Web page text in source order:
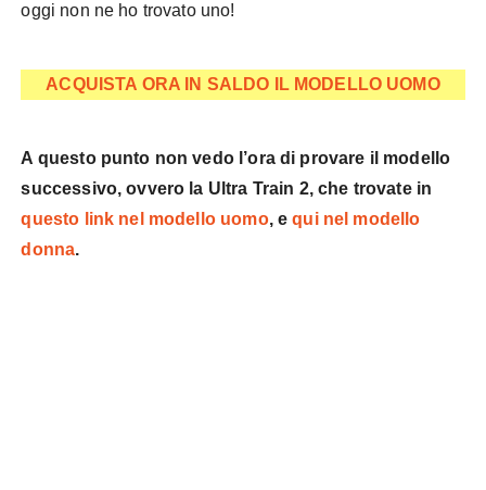
oggi non ne ho trovato uno!
ACQUISTA ORA IN SALDO IL MODELLO UOMO
A questo punto non vedo l’ora di provare il modello
successivo, ovvero la Ultra Train 2, che trovate in
questo link nel modello uomo, equi nel modello
donna.